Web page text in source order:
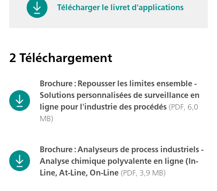
Télécharger le livret d'applications
2 Téléchargement
Brochure : Repousser les limites ensemble -
Solutions personnalisées de surveillance en
ligne pour l'industrie des procédés(PDF, 6,0
MB)
Brochure : Analyseurs de process industriels -
Analyse chimique polyvalente en ligne (In-
Line, At-Line, On-Line(PDF, 3,9 MB)